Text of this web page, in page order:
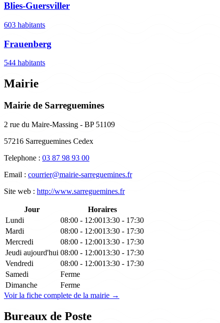
Blies-Guersviller
603 habitants
Frauenberg
544 habitants
Mairie
Mairie de Sarreguemines
2 rue du Maire-Massing - BP 51109
57216 Sarreguemines Cedex
Telephone : 03 87 98 93 00
Email : courrier@mairie-sarreguemines.fr
Site web : http://www.sarreguemines.fr
Jour
Horaires
Lundi
08:00 - 12:0013:30 - 17:30
Mardi
08:00 - 12:0013:30 - 17:30
Mercredi
08:00 - 12:0013:30 - 17:30
Jeudi aujourd'hui 08:00 - 12:0013:30 - 17:30
Vendredi
08:00 - 12:0013:30 - 17:30
Samedi
Ferme
Dimanche
Ferme
Voir la fiche complete de la mairie →
Bureaux de Poste